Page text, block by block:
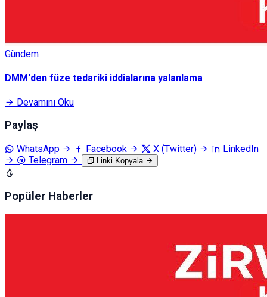
Gündem
DMM'den füze tedariki iddialarına yalanlama
Devamını Oku
Paylaş
WhatsApp Facebook X (Twitter)
LinkedIn
Telegram
Linki Kopyala
Popüler Haberler